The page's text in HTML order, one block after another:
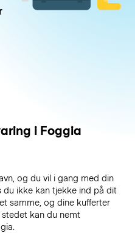
i Foggia
og du vil i gang med din
ikke kan tjekke ind på dit
samme, og dine kufferter
kan du nemt